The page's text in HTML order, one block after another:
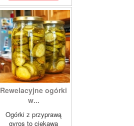
Rewelacyjne ogórki
w...
Ogórki z przyprawą
gyros to ciekawa